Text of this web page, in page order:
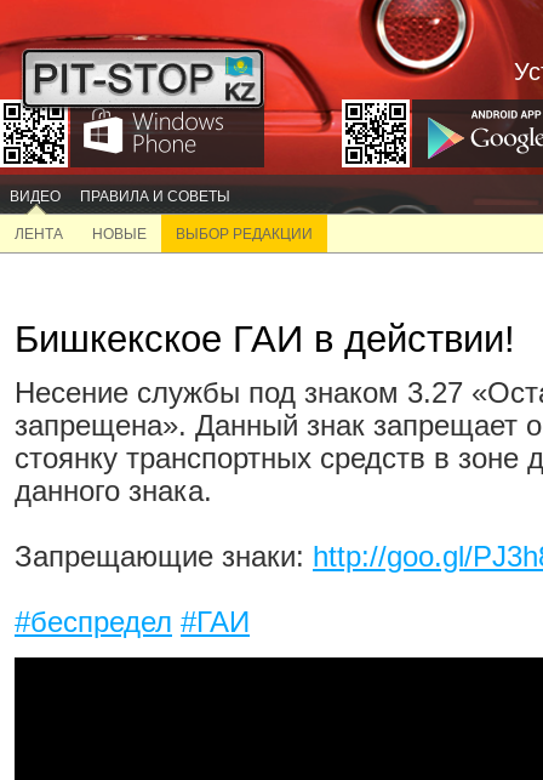
ВИДЕО ПРАВИЛА И СОВЕТЫ
ЛЕНТА НОВЫЕ ВЫБОР РЕДАКЦИИ
Бишкекское ГАИ в действии!
Несение службы под знаком 3.27
запрещена». Данный знак запрещает
стоянку транспортных средств в зоне
данного знака.
Запрещающие знаки: http://goo.gl/
#беспредел #ГАИ